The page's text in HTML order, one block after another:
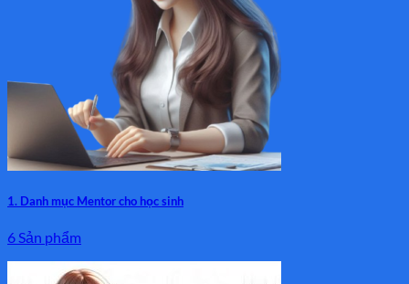
1. Danh mục Mentor cho học sinh
6 Sản phẩm